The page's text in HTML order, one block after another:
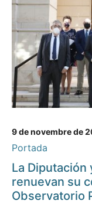
9 de novembre de
Portada
La
renuevan su
Observatorio